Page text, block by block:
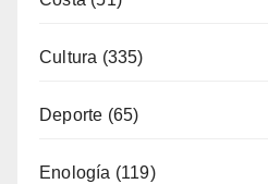
Cultura (335)
Deporte (65)
Enología (119)